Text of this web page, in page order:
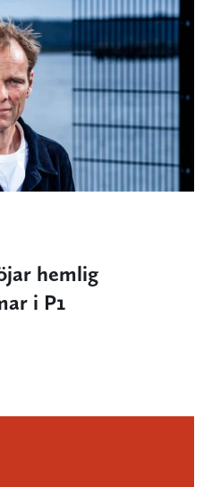
hemlig
i P1